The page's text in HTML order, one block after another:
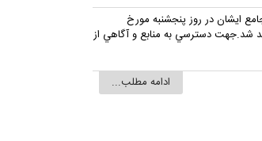
ايشان در روز پنجشنبه مورخ
کي راس ساعت 8.30 صبح برگزار خواهد شد.جهت دسترسي به منابع و آگاهي از
ادامه مطلب...